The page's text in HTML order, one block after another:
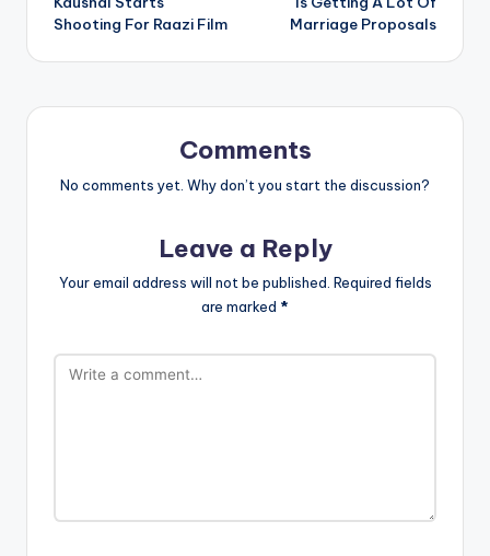
Shooting For Raazi Film
Marriage Proposals
Comments
No comments yet. Why don’t you start the discussion?
Leave a Reply
Your email address will not be published. Required fields
are marked *